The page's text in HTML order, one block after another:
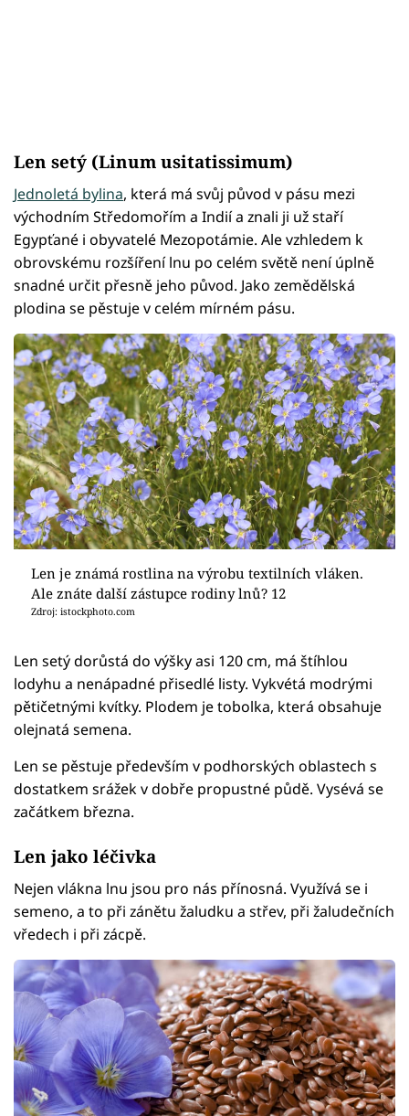
Len setý (Linum usitatissimum)
Jednoletá bylina, která má svůj původ v pásu mezi
východním Středomořím a Indií a znali ji už staří
Egypťané i obyvatelé Mezopotámie. Ale vzhledem k
obrovskému rozšíření lnu po celém světě není úplně
snadné určit přesně jeho původ. Jako zemědělská
plodina se pěstuje v celém mírném pásu.
Len je známá rostlina na výrobu textilních vláken.
Ale znáte další zástupce rodiny lnů? 12
Zdroj: istockphoto.com
Len setý dorůstá do výšky asi 120 cm, má štíhlou
lodyhu a nenápadné přisedlé listy. Vykvétá modrými
pětičetnými kvítky. Plodem je tobolka, která obsahuje
olejnatá semena.
Len se pěstuje především v podhorských oblastech s
dostatkem srážek v dobře propustné půdě. Vysévá se
začátkem března.
Len jako léčivka
Nejen vlákna lnu jsou pro nás přínosná. Využívá se i
semeno, a to při zánětu žaludku a střev, při žaludečních
vředech i při zácpě.